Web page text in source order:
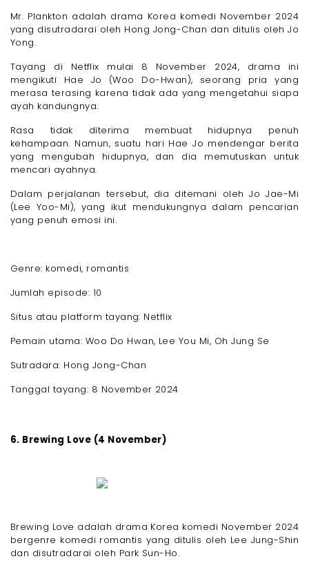
Mr. Plankton adalah drama Korea komedi November 2024
yang disutradarai oleh Hong Jong-Chan dan ditulis oleh Jo
Yong.
Tayang di Netflix mulai 8 November 2024, drama ini
mengikuti Hae Jo (Woo Do-Hwan), seorang pria yang
merasa terasing karena tidak ada yang mengetahui siapa
ayah kandungnya.
Rasa tidak diterima membuat hidupnya penuh
kehampaan. Namun, suatu hari Hae Jo mendengar berita
yang mengubah hidupnya, dan dia memutuskan untuk
mencari ayahnya.
Dalam perjalanan tersebut, dia ditemani oleh Jo Jae-Mi
(Lee Yoo-Mi), yang ikut mendukungnya dalam pencarian
yang penuh emosi ini.
Genre: komedi, romantis
Jumlah episode: 10
Situs atau platform tayang: Netflix
Pemain utama: Woo Do Hwan, Lee You Mi, Oh Jung Se
Sutradara: Hong Jong-Chan
Tanggal tayang: 8 November 2024
6. Brewing Love (4 November)
Brewing Love adalah drama Korea komedi November 2024
bergenre komedi romantis yang ditulis oleh Lee Jung-Shin
dan disutradarai oleh Park Sun-Ho.